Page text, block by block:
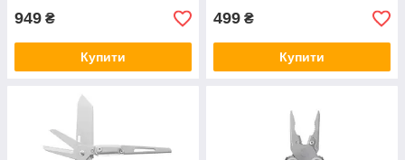
949 ₴
Купити
499 ₴
Купити